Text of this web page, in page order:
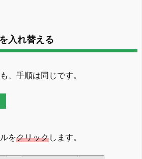
入れ替える
、手順は同じです。
をクリックします。